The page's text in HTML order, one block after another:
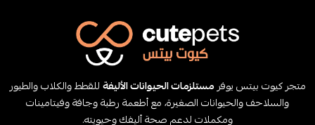
متجر كيوت بيتس يوفر مستلزمات الحيوانات الأليفةللقطط والكلاب والطيور
والسلاحف والحيوانات الصغيرة، مع أطعمة رطبة وجافة وفيتامينات
ومكملات لدعم صحة أليفك وحيويته.